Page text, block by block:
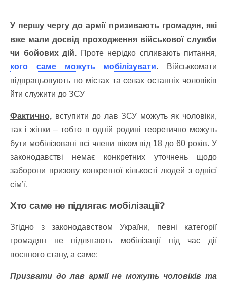
У першу чергу до армії призивають громадян, які
вже мали досвід проходження військової служби
чи бойових дій. Проте нерідко спливають питання,
кого саме можуть мобілізувати. Військкомати
відпрацьовують по містах та селах останніх чоловіків
йти служити до ЗСУ
Фактично, вступити до лав ЗСУ можуть як чоловіки,
так і жінки – тобто в одній родині теоретично можуть
бути мобілізовані всі члени віком від 18 до 60 років. У
законодавстві немає конкретних уточнень щодо
заборони призову конкретної кількості людей з однієї
сім’ї.
Хто саме не підлягає мобілізації?
Згідно з законодавством України, певні категорії
громадян не підлягають мобілізації під час дії
воєнного стану, а саме:
Призвати до лав армії не можуть чоловіків та